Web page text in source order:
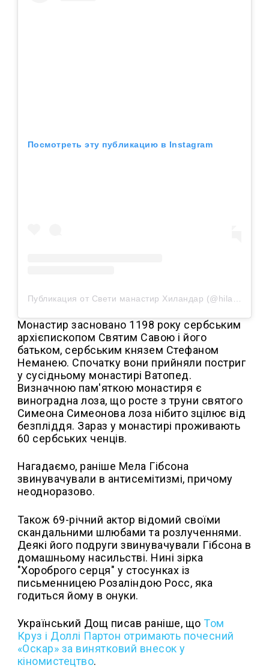
Посмотреть эту публикацию в Instagram
Публикация от Свети манастир Хиландар (@hilandar_org)
Монастир засновано 1198 року сербським
архієпископом Святим Савою і його
батьком, сербським князем Стефаном
Неманею. Спочатку вони прийняли постриг
у сусідньому монастирі Ватопед.
Визначною пам'яткою монастиря є
виноградна лоза, що росте з труни святого
Симеона Симеонова лоза нібито зцілює від
безпліддя. Зараз у монастирі проживають
60 сербських ченців.
Нагадаємо, раніше Мела Гібсона
звинувачували в антисемітизмі, причому
неодноразово.
Також 69-річний актор відомий своїми
скандальними шлюбами та розлученнями.
Деякі його подруги звинувачували Гібсона в
домашньому насильстві. Нині зірка
"Хороброго серця" у стосунках із
письменницею Розаліндою Росс, яка
годиться йому в онуки.
Український Дощ писав раніше, що Том
Круз і Доллі Партон отримають почесний
«Оскар» за винятковий внесок у
кіномистецтво.